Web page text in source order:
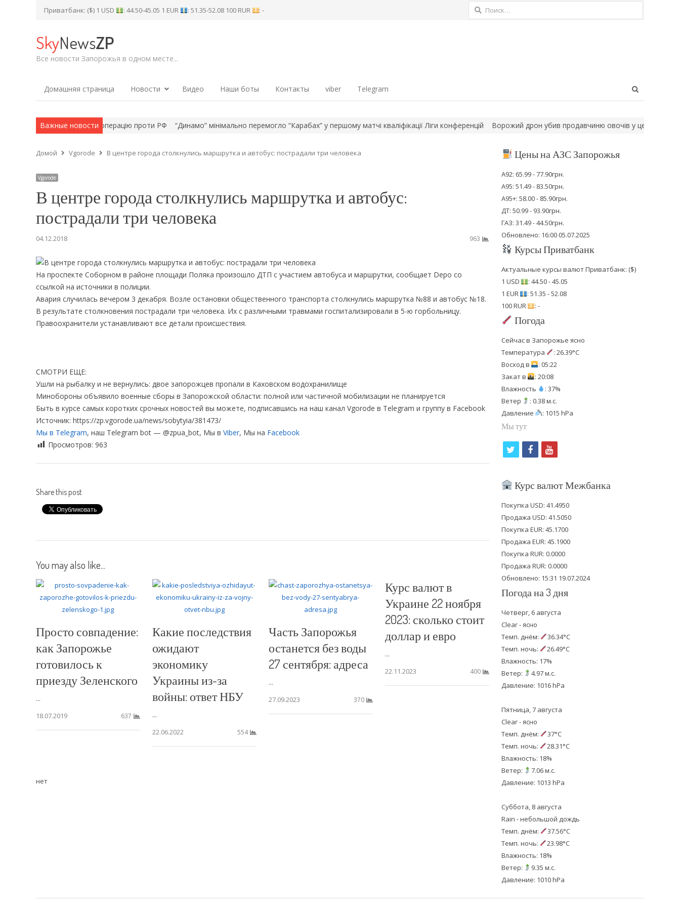
Приватбанк: ($) 1 USD : 44.50-45.05 1 EUR : 51.35-52.08 100 RUR : - Найти:
SkyNewsZP
Все новости Запорожья в одном месте...
Домашняя страница Новости Видео Наши боты Контакты viber Telegram
Важные новости
санкційну операцію проти РФ “Динамо” мінімально перемогло “Карабах” у першому матчі кваліфікації Ліги конференцій Ворожий дрон убив продавчиню овочів у центрі селища
Домой Vgorode В центре города столкнулись маршрутка и автобус: пострадали три человека
Vgorode
В центре города столкнулись маршрутка и автобус:
пострадали три человека
04.12.2018 963
На проспекте Соборном в районе площади Поляка произошло ДТП с участием автобуса и маршрутки, сообщает Depo со
ссылкой на источники в полиции.
Авария случилась вечером 3 декабря. Возле остановки общественного транспорта столкнулись маршрутка №88 и автобус №18.
В результате столкновения пострадали три человека. Их с различными травмами госпитализировали в 5-ю горбольницу.
Правоохранители устанавливают все детали происшествия.
СМОТРИ ЕЩЕ:
Ушли на рыбалку и не вернулись: двое запорожцев пропали в Каховском водохранилище
Минобороны объявило военные сборы в Запорожской области: полной или частичной мобилизации не планируется
Быть в курсе самых коротких срочных новостей вы можете, подписавшись на наш канал Vgorode в Telegram и группу в Facebook
Источник: https://zp.vgorode.ua/news/sobytyia/381473/
Мы в Telegram, наш Telegram bot — @zpua_bot, Мы в Viber, Мы на Facebook
Просмотров: 963
Share this post
You may also like...
Просто совпадение:
как Запорожье
готовилось к
приезду Зеленского
...
18.07.2019
637
Какие последствия
ожидают
экономику
Украины из-за
войны: ответ НБУ
...
22.06.2022
554
Часть Запорожья
останется без воды
27 сентября: адреса
...
27.09.2023
370
Курс валют в
Украине 22 ноября
2023: сколько стоит
доллар и евро
...
22.11.2023
400
нет
Цены на АЗС Запорожья
А92: 65.99 - 77.90грн.
А95: 51.49 - 83.50грн.
А95+: 58.00 - 85.90грн.
ДТ: 50.99 - 93.90грн.
ГАЗ: 31.49 - 44.50грн.
Обновлено: 16:00 05.07.2025
Курсы Приватбанк
Актуальные курсы валют Приватбанк: ($)
1 USD
: 44.50 - 45.05
1 EUR
: 51.35 - 52.08
100 RUR
: -
Погода
Сейчас в Запорожье ясно
Температура
: 26.39°C
Восход в
: 05:22
Закат в
: 20:08
Влажность
: 37%
Ветер
: 0.38 м.с.
Давление
: 1015 hPa
Мы тут
i
t
e
r
f
c
b
o
o
k
y
u
u
b
e
Курс валют Межбанка
Покупка USD: 41.4950
Продажа USD: 41.5050
Покупка EUR: 45.1700
Продажа EUR: 45.1900
Покупка RUR: 0.0000
Продажа RUR: 0.0000
Обновлено: 15:31 19.07.2024
Погода на 3 дня
Четверг, 6 августа
Clear - ясно
Темп. днём:
36.34°C
Темп. ночь:
26.49°C
Влажность: 17%
Ветер:
4.97 м.с.
Давление: 1016 hPa
Пятница, 7 августа
Clear - ясно
Темп. днём:
37°C
Темп. ночь:
28.31°C
Влажность: 18%
Ветер:
7.06 м.с.
Давление: 1013 hPa
Суббота, 8 августа
Rain - небольшой дождь
Темп. днём:
37.56°C
Темп. ночь:
23.98°C
Влажность: 18%
Ветер:
9.35 м.с.
Давление: 1010 hPa